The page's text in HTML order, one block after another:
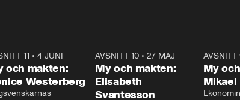
23:40
11 •4 JUNI
och makten:
Westerberg
AVSNITT 10 •27 MAJ
My och makten:
Elisabeth
Svantesson
AVSNITT
My
Mikael